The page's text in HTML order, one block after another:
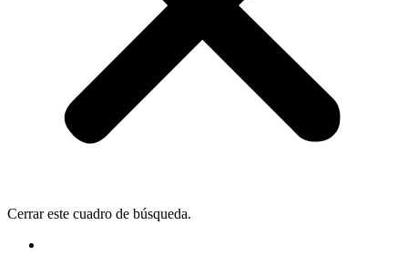
Cerrar este cuadro de búsqueda.